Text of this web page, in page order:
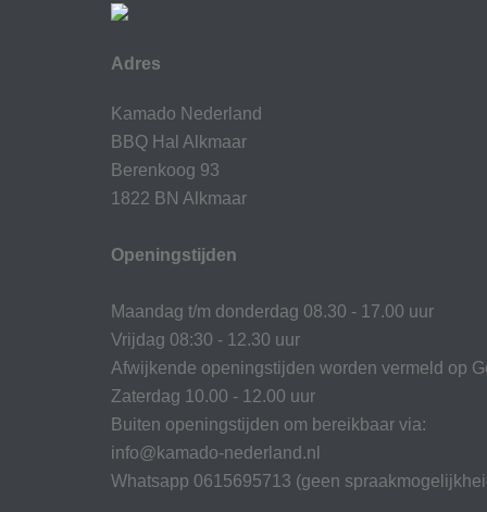
Adres
Kamado Nederland
BBQ Hal Alkmaar
Berenkoog 93
1822 BN Alkmaar
Openingstijden
Maandag t/m donderdag 08.30 - 17.00 uur
Vrijdag 08:30 - 12.30 uur
Afwijkende openingstijden worden vermeld op
Zaterdag 10.00 - 12.00 uur
Buiten openingstijden om bereikbaar via:
info@kamado-nederland.nl
Whatsapp 0615695713 (geen